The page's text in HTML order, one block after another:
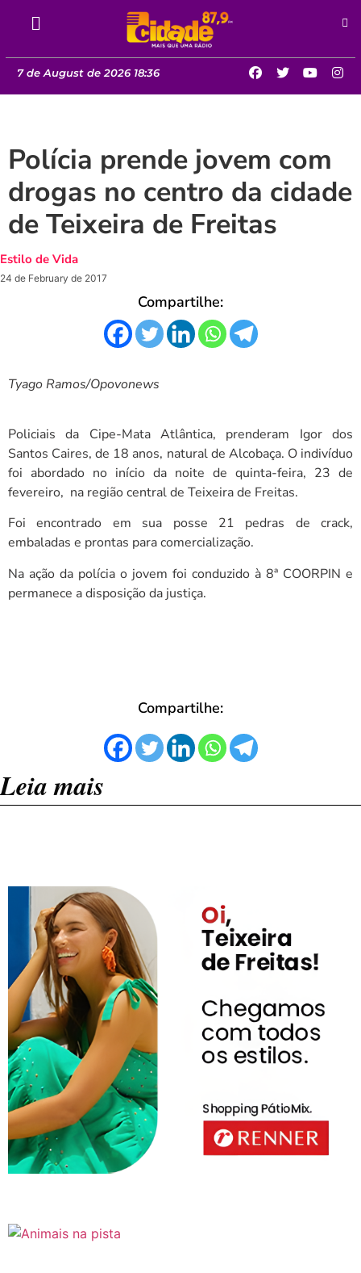
7 de August de 2026 18:36
Polícia prende jovem com
drogas no centro da cidade
de Teixeira de Freitas
Estilo de Vida
24 de February de 2017
Compartilhe:
Tyago Ramos/Opovonews
Policiais da Cipe-Mata Atlântica, prenderam Igor dos
Santos Caires, de 18 anos, natural de Alcobaça. O indivíduo
foi abordado no início da noite de quinta-feira, 23 de
fevereiro, na região central de Teixeira de Freitas.
Foi encontrado em sua posse 21 pedras de crack,
embaladas e prontas para comercialização.
Na ação da polícia o jovem foi conduzido à 8ª COORPIN e
permanece a disposição da justiça.
Compartilhe:
Leia mais